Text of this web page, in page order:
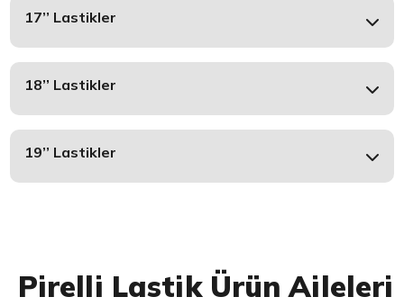
17’’ Lastikler
18’’ Lastikler
19’’ Lastikler
Pirelli Lastik Ürün Aileleri